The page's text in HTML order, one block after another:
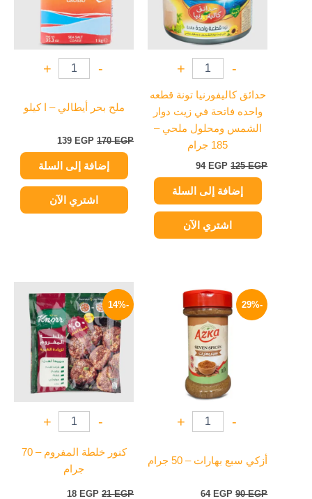
-
+
حدائق كاليفورنيا تونة قطعه
واحده فاتحة في زيت دوار
الشمس ومحلول ملحي –
185 جرام
125EGP
94 EGP
إضافة إلى السلة
اشتري الآن
-
+
ملح بحر أيطالي – ا كيلو
170EGP
139 EGP
إضافة إلى السلة
اشتري الآن
-29%
-
+
أزكي سبع بهارات – 50 جرام
90EGP
السعر
الأصلي
هو:
90 EGP.
64 EGP
السعر
الحالي
هو:
64 EGP.
-14%
-
+
كنور خلطة المفروم – 70
جرام
21EGP
الأصلي
هو:
21 EGP.
18 EGP
الحالي
هو:
18 EGP.